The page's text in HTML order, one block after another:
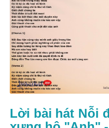
Lời bài hát Nỗi